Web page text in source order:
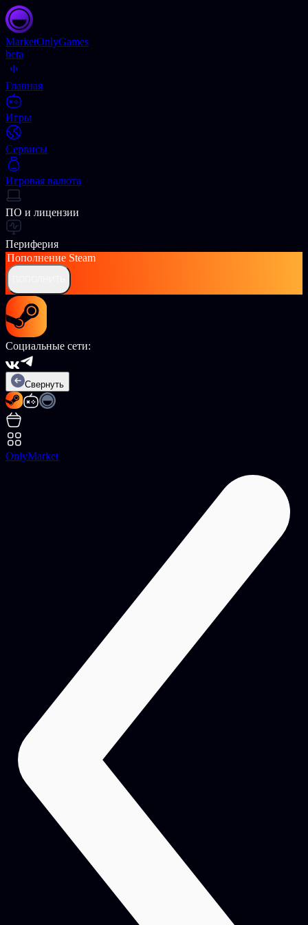
MarketOnlyGames
beta
Главная
Игры
Сервисы
Игровая валюта
ПО и лицензии
Периферия
Пополнение Steam
Социальные сети:
Свернуть
OnlyMarket